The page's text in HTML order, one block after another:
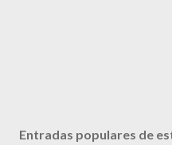
Entradas populares de